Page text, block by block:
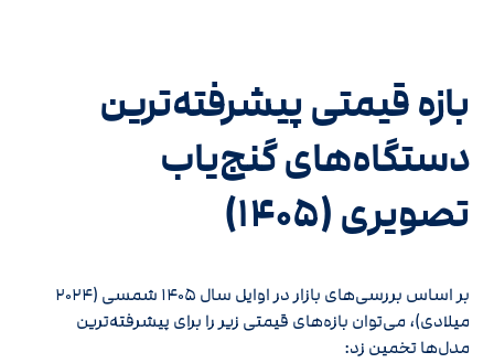
بازه قیمتی پیشرفته‌ترین
دستگاه‌های گنج‌یاب
تصویری (۱۴۰۵)
بر اساس بررسی‌های بازار در اوایل سال ۱۴۰۵ شمسی (۲۰۲۴
میلادی)، می‌توان بازه‌های قیمتی زیر را برای پیشرفته‌ترین
مدل‌ها تخمین زد: